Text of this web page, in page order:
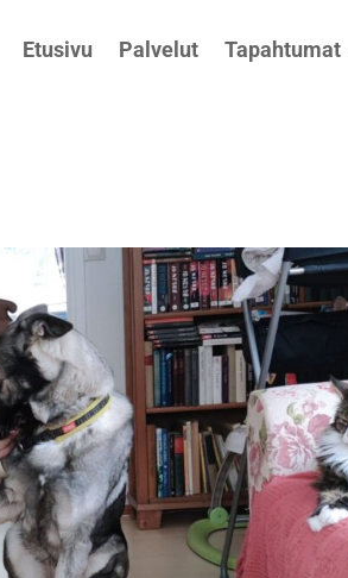
Etusivu Palvelut Tapahtumat